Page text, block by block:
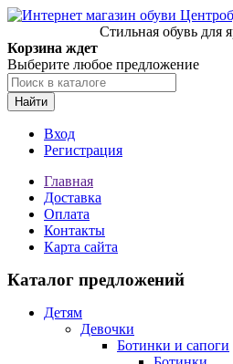
Стильная обувь для
Корзина ждет
Выберите любое предложение
Найти
Вход
Регистрация
Главная
Доставка
Оплата
Контакты
Карта сайта
Каталог предложений
Детям
Девочки
Ботинки и сапоги